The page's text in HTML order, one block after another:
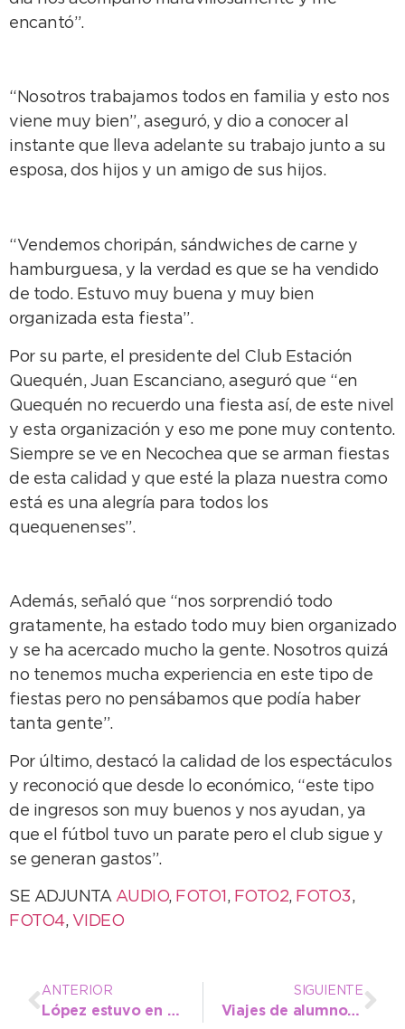
encantó”.
“Nosotros trabajamos todos en familia y esto nos
viene muy bien”, aseguró, y dio a conocer al
instante que lleva adelante su trabajo junto a su
esposa, dos hijos y un amigo de sus hijos.
“Vendemos choripán, sándwiches de carne y
hamburguesa, y la verdad es que se ha vendido
de todo. Estuvo muy buena y muy bien
organizada esta fiesta”.
Por su parte, el presidente del Club Estación
Quequén, Juan Escanciano, aseguró que “en
Quequén no recuerdo una fiesta así, de este nivel
y esta organización y eso me pone muy contento.
Siempre se ve en Necochea que se arman fiestas
de esta calidad y que esté la plaza nuestra como
está es una alegría para todos los
quequenenses”.
Además, señaló que “nos sorprendió todo
gratamente, ha estado todo muy bien organizado
y se ha acercado mucho la gente. Nosotros quizá
no tenemos mucha experiencia en este tipo de
fiestas pero no pensábamos que podía haber
tanta gente”.
Por último, destacó la calidad de los espectáculos
y reconoció que desde lo económico, “este tipo
de ingresos son muy buenos y nos ayudan, ya
que el fútbol tuvo un parate pero el club sigue y
se generan gastos”.
SE ADJUNTA AUDIO, FOTO1 , FOTO2, FOTO3,
FOTO4, VIDEO
ANTERIOR
López estuvo en el Barrio Los Naranjos y observó la segunda etapa de arreglo de calles
SIGUIENTE
Viajes de alumnos a la Escuela Agropecuaria: el municipio garantiza el servicio de acompañantes